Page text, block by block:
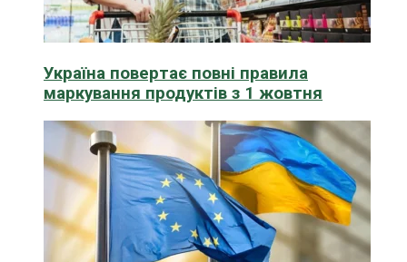
Україна повертає повні правила
маркування продуктів з 1 жовтня